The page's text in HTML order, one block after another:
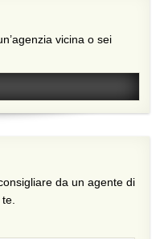
da un agente di